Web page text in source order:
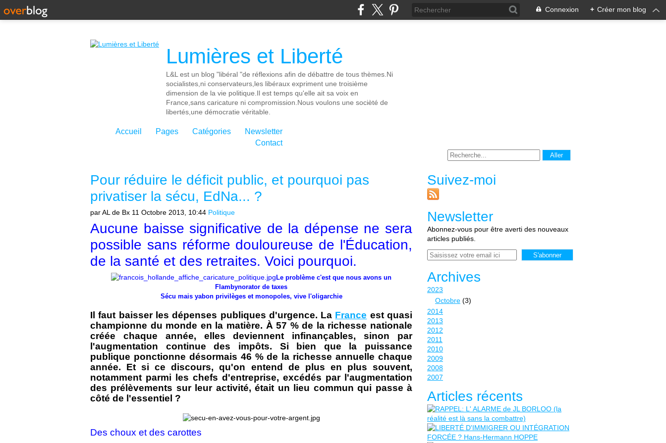
Connexion + Créer mon blog
Lumières et Liberté
L&L est un blog "libéral "de réflexions afin de débattre de tous thèmes.Ni
socialistes,ni conservateurs,les libéraux expriment une troisième
dimension de la vie politique.Il est temps qu'elle ait sa voix en
France,sans caricature ni compromission.Nous voulons une socièté de
libertés,une démocratie véritable.
Accueil Pages Catégories
Newsletter
Contact
Pour réduire le déficit public, et pourquoi pas
privatiser la sécu, EdNa... ?
par AL de Bx 11 Octobre 2013, 10:44 Politique
Aucune baisse significative de la dépense ne sera
possible sans réforme douloureuse de l'Éducation,
de la santé et des retraites. Voici pourquoi.
Le problème c'est que nous avons un
Flambynorator de taxes
Sécu mais yabon privilèges et monopoles, vive l'oligarchie
Il faut baisser les dépenses publiques d'urgence. La France est quasi
championne du monde en la matière. À 57 % de la richesse nationale
créée chaque année, elles deviennent infinançables, sinon par
l'augmentation continue des impôts. Si bien que la puissance
publique ponctionne désormais 46 % de la richesse annuelle chaque
année. Et si ce discours, qu'on entend de plus en plus souvent,
notamment parmi les chefs d'entreprise, excédés par l'augmentation
des prélèvements sur leur activité, était un lieu commun qui passe à
côté de l'essentiel ?
Des choux et des carottes
Suivez-moi
Newsletter
Abonnez-vous pour être averti des nouveaux
articles publiés.
Email
Archives
2023
Octobre (3)
2014
2013
2012
2011
2010
2009
2008
2007
Articles récents